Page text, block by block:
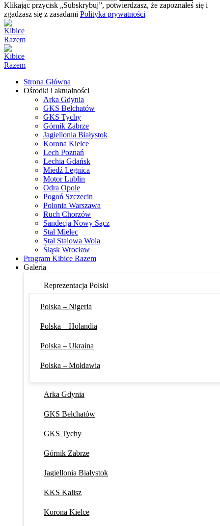
Klikając przycisk „Subskrybuj”, potwierdzasz, że zapoznałeś się i
zgadzasz się z zasadami Polityka prywatności
Strona Główna
Ośrodki i aktualności
Arka Gdynia
GKS Bełchatów
GKS Tychy
Górnik Zabrze
Jagiellonia Białystok
Korona Kielce
Lech Poznań
Lechia Gdańsk
Miedź Legnica
Motor Lublin
Odra Opole
Pogoń Szczecin
Polonia Warszawa
Ruch Chorzów
Sandecja Nowy Sącz
Stal Mielec
Stal Stalowa Wola
Śląsk Wrocław
Program Kibice Razem
Galeria
Reprezentacja Polski
Polska – Nigeria
Polska – Holandia
Polska – Ukraina
Polska – Mołdawia
Arka Gdynia
GKS Bełchatów
GKS Tychy
Górnik Zabrze
Jagiellonia Białystok
KKS Kalisz
Korona Kielce